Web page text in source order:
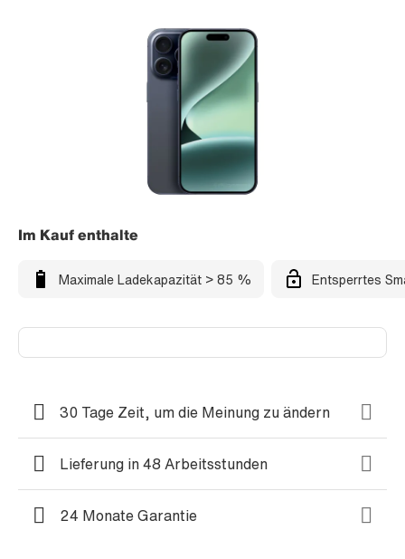
Im Kauf enthalte
Maximale Ladekapazität > 85 % Entsperrtes
30 Tage Zeit, um die Meinung zu ändern
Lieferung in 48 Arbeitsstunden
24 Monate Garantie